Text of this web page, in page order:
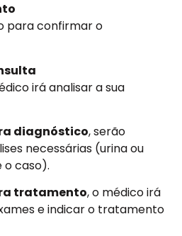
para confirmar o
irá analisar a sua
diagnóstico, serão
necessárias (urina ou
o caso).
tratamento, o médico irá
e indicar o tratamento